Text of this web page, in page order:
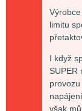
limitu
I když
SUPER
však